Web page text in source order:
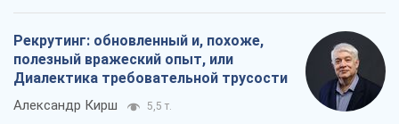
Рекрутинг: обновленный и, похоже,
полезный вражеский опыт, или
Диалектика требовательной трусости
Александр Кирш 5,5 т.